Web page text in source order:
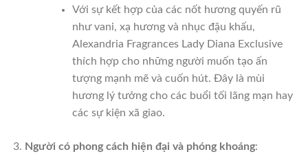
Với sự kết hợp của các nốt hương quyến rũ
như vani, xạ hương và nhục đậu khấu,
Alexandria Fragrances Lady Diana Exclusive
thích hợp cho những người muốn tạo ấn
tượng mạnh mẽ và cuốn hút. Đây là mùi
hương lý tưởng cho các buổi tối lãng mạn hay
các sự kiện xã giao.
Người có phong cách hiện đại và phóng khoáng: